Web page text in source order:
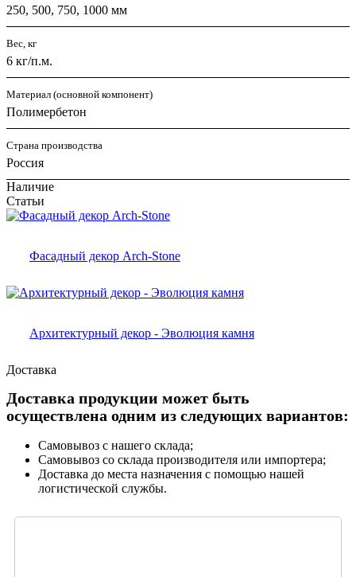
250, 500, 750, 1000 мм
Вес, кг
6 кг/п.м.
Материал (основной компонент)
Полимербетон
Страна производства
Россия
Наличие
Статьи
Фасадный декор Arch-Stone
Архитектурный декор - Эволюция камня
Доставка
Доставка продукции может быть
осуществлена одним из следующих вариантов:
Самовывоз с нашего склада;
Самовывоз со склада производителя или импортера;
Доставка до места назначения с помощью нашей
логистической службы.